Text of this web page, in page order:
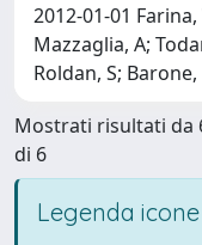
2012-01-01
Mazzaglia, A;
Roldan, S;
Mostrati risultati da
di 6
Legenda icone